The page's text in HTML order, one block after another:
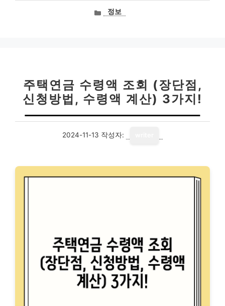
카정보
주택연금 수령액 조회 (장단점,
신청방법, 수령액 계산) 3가지!
2024-11-13 작성자: